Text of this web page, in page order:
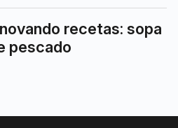
recetas: sopa
pescado